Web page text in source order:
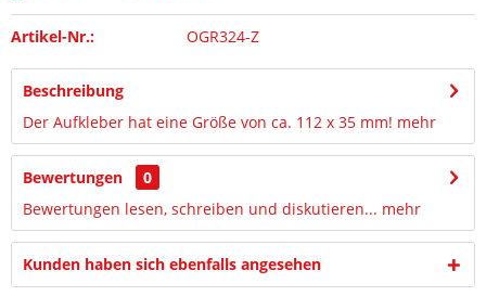
Artikel-Nr.: OGR324-Z
Beschreibung
Der Aufkleber hat eine Größe von ca. 112 x 35 mm! mehr
Bewertungen
0
Bewertungen lesen, schreiben und diskutieren... mehr
Kunden haben sich ebenfalls angesehen